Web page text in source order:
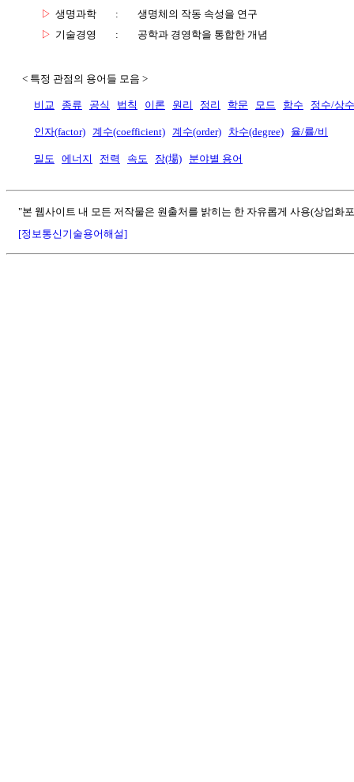
▷ 생명과학 :
생명체의 작동 속성을 연구
▷ 기술경영 : 공학과 경영학을 통합한 개념
< 특정 관점의 용어들 모음 >
비교 종류 공식 법칙 이론 원리 정리 학문 모드 함수 정수/상수
인자(factor) 계수(coefficient) 계수(order) 차수(degree) 율/률/비
밀도 에너지 전력 속도 장(場) 분야별 용어
"본 웹사이트 내 모든 저작물은 원출처를 밝히는 한 자유롭게 사용(상업화
[정보통신기술용어해설]